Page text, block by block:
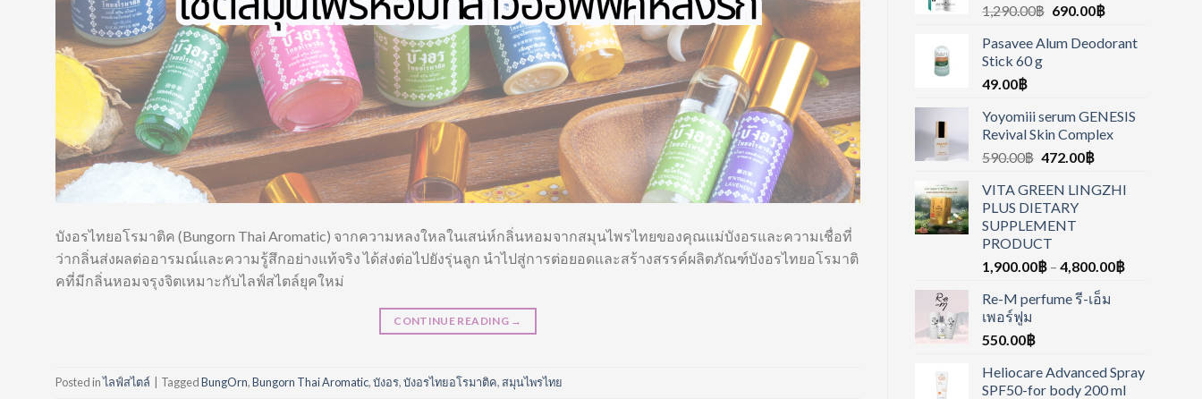
บังอรไทยอโรมาติค (Bungorn Thai Aromatic) จากความหลงใหลในเสน่ห์กลิ่นหอมจากสมุนไพรไทยของคุณแม่บังอรและความเชื่อที่
ว่ากลิ่นส่งผลต่ออารมณ์และความรู้สึกอย่างแท้จริง ได้ส่งต่อไปยังรุ่นลูก นำไปสู่การต่อยอดและสร้างสรรค์ผลิตภัณฑ์บังอรไทยอโรมาติ
คที่มีกลิ่นหอมจรุงจิตเหมาะกับไลฟ์สไตล์ยุคใหม่
CONTINUE READING →
Posted inไลฟ์สไตล์ TaggedBungOrn,Bungorn Thai Aromatic,บังอร,บังอรไทยอโรมาติค, สมุนไพรไทย
1,290.00฿ 690.00฿
Pasavee Alum Deodorant
Stick 60 g
49.00฿
Yoyomiii serum GENESIS
Revival Skin Complex
590.00฿ 472.00฿
VITA GREEN LINGZHI
PLUS DIETARY
SUPPLEMENT
PRODUCT
1,900.00฿ – 4,800.00฿
Re-M perfume รี-เอ็ม
เพอร์ฟูม
550.00฿
Heliocare Advanced Spray
SPF50-for body 200 ml